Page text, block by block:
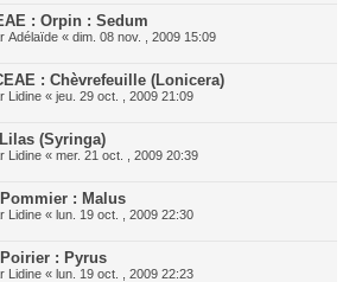
: Orpin : Sedum
Adélaïde « dim. 08 nov. , 2009 15:09
: Chèvrefeuille (Lonicera)
Lidine « jeu. 29 oct. , 2009 21:09
(Syringa)
Lidine « mer. 21 oct. , 2009 20:39
: Malus
Lidine « lun. 19 oct. , 2009 22:30
: Pyrus
Lidine « lun. 19 oct. , 2009 22:23